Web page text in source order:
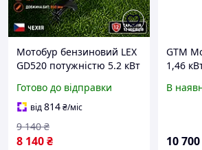
Мотобур бензиновий LEX
GD520 потужністю 5.2 кВт
двотактний двигун 10800
об/хв Чехія Гарантія 12
міс
Готово до відправки
від814₴/міс
8 140₴
9 140 ₴
GTM
1,46
В
10 700